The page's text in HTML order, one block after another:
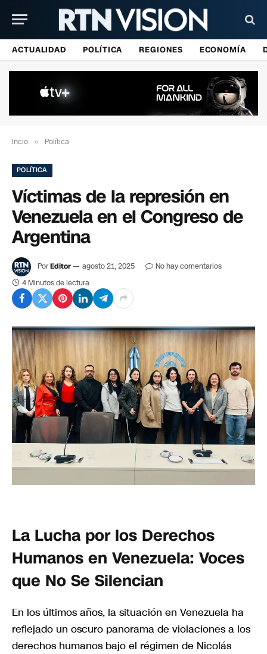
ACTUALIDAD POLÍTICA REGIONES ECONOMÍA
Incio » Política
POLÍTICA
Víctimas de la represión en
Venezuela en el Congreso de
Argentina
PorEditor agosto 21, 2025
No hay comentarios
4 Minutos de lectura
La Lucha por los Derechos
Humanos en Venezuela: Voces
que No Se Silencian
En los últimos años, la situación en Venezuela ha
reflejado un oscuro panorama de violaciones a los
derechos humanos bajo el régimen de Nicolás